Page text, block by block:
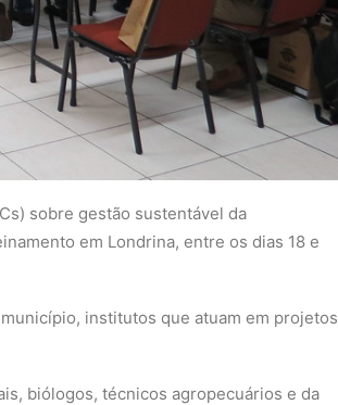
sobre gestão sustentável da
em Londrina, entre os dias 18 e
institutos que atuam em projetos
biólogos, técnicos agropecuários e da